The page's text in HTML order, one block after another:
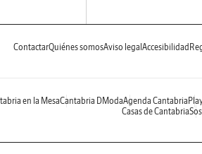
ContactarQuiénes somosAviso legal Accesibilidad
en la MesaCantabria DModaAgenda Cantabria
Casas de Cantabria